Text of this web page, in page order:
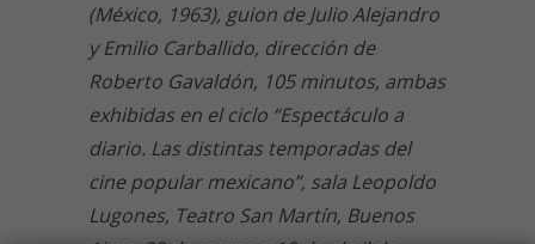
(México, 1963), guion de Julio Alejandro
y Emilio Carballido, dirección de
Roberto Gavaldón, 105 minutos, ambas
exhibidas en el ciclo “Espectáculo a
diario. Las distintas temporadas del
cine popular mexicano”, sala Leopoldo
Lugones, Teatro San Martín, Buenos